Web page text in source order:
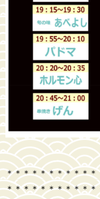
＊＊＊＊＊＊＊＊＊＊
＊＊＊＊＊＊＊＊＊＊＊